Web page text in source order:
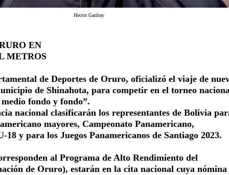
Hector Garibay
EN
METROS
de Deportes de Oruro, oficializó el viaje de
de Shinahota, para competir en el torneo
fondo y fondo”.
nacional clasificarán los representantes de Bolivia
mayores, Campeonato Panamericano,
18 y para los Juegos Panamericanos de Santiago 2023.
al Programa de Alto Rendimiento del
de Oruro), estarán en la cita nacional cuya nómina